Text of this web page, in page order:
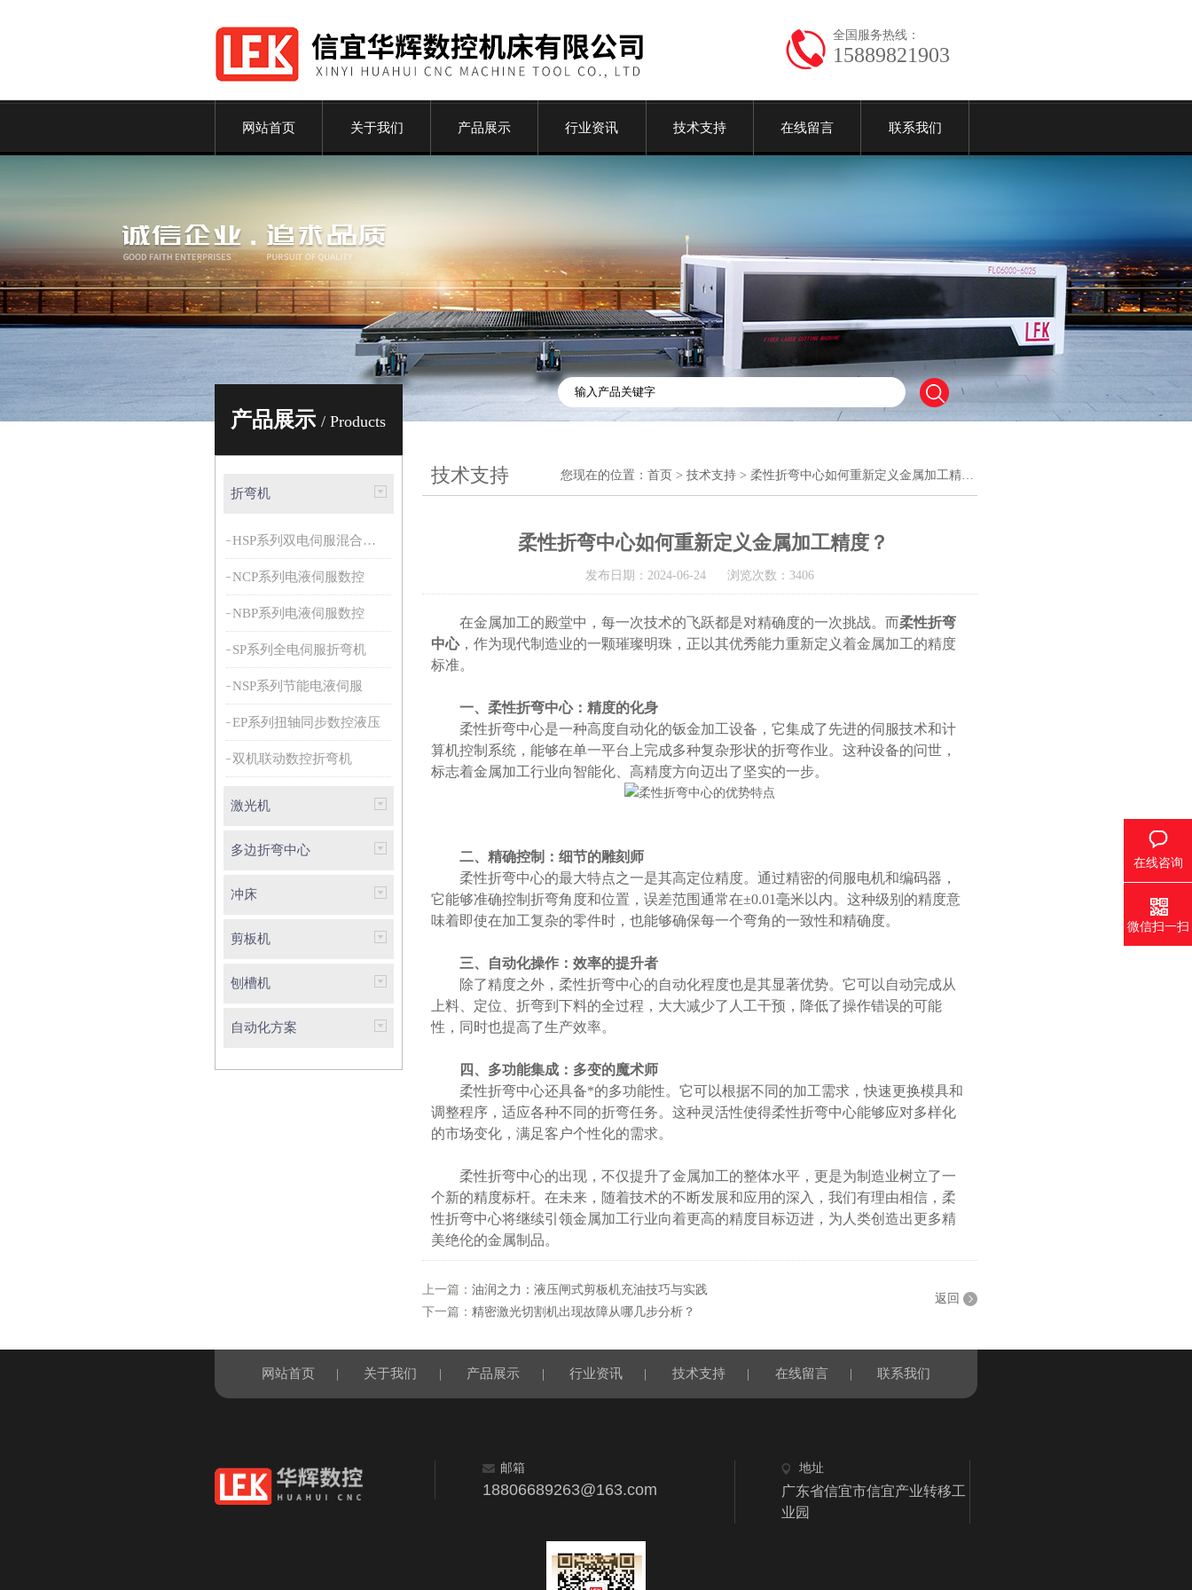
全国服务热线：
15889821903
网站首页 关于我们 产品展示 行业资讯 技术支持 在线留言 联系我们
产品展示/ Products
折弯机
HSP系列双电伺服混合动力
NCP系列电液伺服数控
NBP系列电液伺服数控
SP系列全电伺服折弯机
NSP系列节能电液伺服
EP系列扭轴同步数控液压
双机联动数控折弯机
激光机
多边折弯中心
冲床
剪板机
刨槽机
自动化方案
技术支持 您现在的位置：首页 >技术支持 > 柔性折弯中心如何重新定义金属加工精度？
柔性折弯中心如何重新定义金属加工精度？
发布日期：2024-06-24 浏览次数：3406
在金属加工的殿堂中，每一次技术的飞跃都是对精确度的一次挑战。而柔性折弯
中心，作为现代制造业的一颗璀璨明珠，正以其优秀能力重新定义着金属加工的精度
标准。
一、柔性折弯中心：精度的化身
柔性折弯中心是一种高度自动化的钣金加工设备，它集成了先进的伺服技术和计
算机控制系统，能够在单一平台上完成多种复杂形状的折弯作业。这种设备的问世，
标志着金属加工行业向智能化、高精度方向迈出了坚实的一步。
二、精确控制：细节的雕刻师
柔性折弯中心的最大特点之一是其高定位精度。通过精密的伺服电机和编码器，
它能够准确控制折弯角度和位置，误差范围通常在±0.01毫米以内。这种级别的精度意
味着即使在加工复杂的零件时，也能够确保每一个弯角的一致性和精确度。
三、自动化操作：效率的提升者
除了精度之外，柔性折弯中心的自动化程度也是其显著优势。它可以自动完成从
上料、定位、折弯到下料的全过程，大大减少了人工干预，降低了操作错误的可能
性，同时也提高了生产效率。
四、多功能集成：多变的魔术师
柔性折弯中心还具备*的多功能性。它可以根据不同的加工需求，快速更换模具和
调整程序，适应各种不同的折弯任务。这种灵活性使得柔性折弯中心能够应对多样化
的市场变化，满足客户个性化的需求。
柔性折弯中心的出现，不仅提升了金属加工的整体水平，更是为制造业树立了一
个新的精度标杆。在未来，随着技术的不断发展和应用的深入，我们有理由相信，柔
性折弯中心将继续引领金属加工行业向着更高的精度目标迈进，为人类创造出更多精
美绝伦的金属制品。
上一篇： 油润之力：液压闸式剪板机充油技巧与实践
下一篇： 精密激光切割机出现故障从哪几步分析？
返回
网站首页 | 关于我们 | 产品展示 | 行业资讯 | 技术支持 | 在线留言 | 联系我们
邮箱
18806689263@163.com
地址
广东省信宜市信宜产业转移工
业园
在线咨询
微信扫一扫